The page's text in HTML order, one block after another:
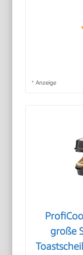
* Anzeige
große